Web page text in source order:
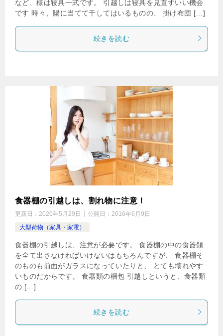
など、様は寝具一式です。 引越しは寝具を見直すいい機会
です 時々、陽に当てて干してはいるものの、 掛け布団 […]
続きを読む
食器棚の引越しは、割れ物に注意！
更新日： 2020年5月29日 公開日： 2016年6月9日
大型荷物（家具・家電）
食器棚の引越しは、注意が必要です。 食器棚の中の食器類
を全て出さなければいけないはもちろんですが、 食器棚そ
のものも前面がガラスになっていたりと、 とても壊れやす
いものだからです。 食器類の梱包 引越しというと、食器類
の […]
続きを読む